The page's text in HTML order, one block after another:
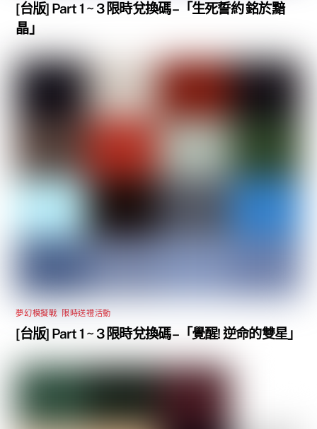
[台版] Part 1 ~ 3 限時兌換碼 –「生死誓約 銘於黯
晶」
夢幻模擬戰 限時送禮活動
[台版] Part 1 ~ 3 限時兌換碼 –「覺醒! 逆命的雙星」